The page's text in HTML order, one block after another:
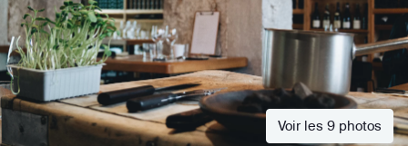
Voir les 9 photos